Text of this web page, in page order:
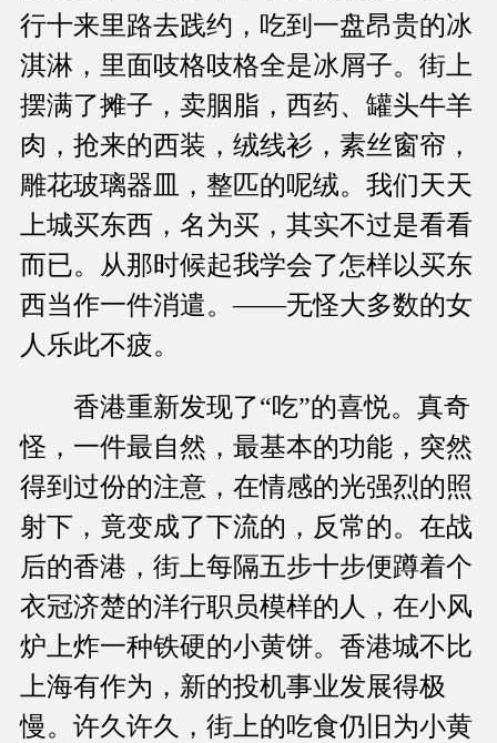
行十来里路去践约，吃到一盘昂贵的冰
淇淋，里面吱格吱格全是冰屑子。街上
摆满了摊子，卖胭脂，西药、罐头牛羊
肉，抢来的西装，绒线衫，素丝窗帘，
雕花玻璃器皿，整匹的呢绒。我们天天
上城买东西，名为买，其实不过是看看
而已。从那时候起我学会了怎样以买东
西当作一件消遣。——无怪大多数的女
人乐此不疲。
香港重新发现了“吃”的喜悦。真奇
怪，一件最自然，最基本的功能，突然
得到过份的注意，在情感的光强烈的照
射下，竟变成了下流的，反常的。在战
后的香港，街上每隔五步十步便蹲着个
衣冠济楚的洋行职员模样的人，在小风
炉上炸一种铁硬的小黄饼。香港城不比
上海有作为，新的投机事业发展得极
慢。许久许久，街上的吃食仍旧为小黄